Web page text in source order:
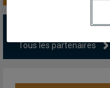
PARTENAIRES
Tous les partenaires